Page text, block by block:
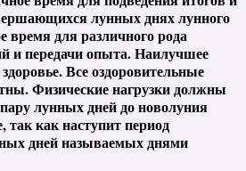
лунных днях лунного
время для различного рода
и передачи опыта. Наилучшее
Все оздоровительные
Физические нагрузки должны
лунных дней до новолуния
так как наступит период
дней называемых днями